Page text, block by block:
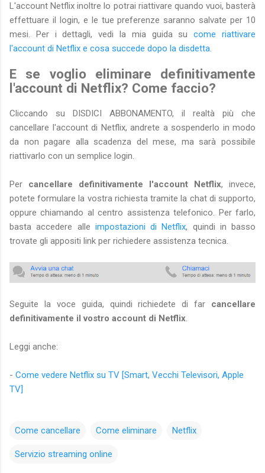
L'account Netflix inoltre lo potrai riattivare quando vuoi, basterà
effettuare il login, e le tue preferenze saranno salvate per 10
mesi. Per i dettagli, vedi la mia guida sucome riattivare
l'account di Netflix e cosa succede dopo la disdetta.
E se voglio eliminare definitivamente
l'account di Netflix? Come faccio?
Cliccando su DISDICI ABBONAMENTO, il realtà più che
cancellare l'account di Netflix, andrete a sospenderlo in modo
da non pagare alla scadenza del mese, ma sarà possibile
riattivarlo con un semplice login.
Per cancellare definitivamente l'account Netflix, invece,
potete formulare la vostra richiesta tramite la chat di supporto,
oppure chiamando al centro assistenza telefonico. Per farlo,
basta accedere alle impostazioni di Netflix, quindi in basso
trovate gli appositi link per richiedere assistenza tecnica.
Seguite la voce guida, quindi richiedete di far cancellare
definitivamente il vostro account di Netflix.
Leggi anche:
- Come vedere Netflix su TV [Smart, Vecchi Televisori, Apple
TV]
Come cancellare Come eliminare Netflix
Servizio streaming online